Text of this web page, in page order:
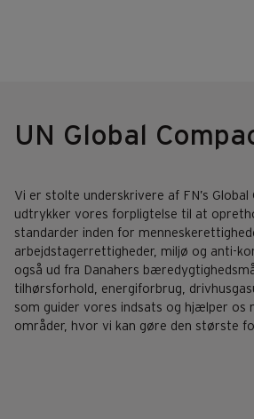
UN Global
Vi er stolte underskrivere af FN’s Global
udtrykker vores forpligtelse til at
standarder inden for
arbejdstagerrettigheder, miljø og anti-
også ud fra Danahers
tilhørsforhold, energiforbrug,
som guider vores indsats og hjælper os
områder, hvor vi kan gøre den største